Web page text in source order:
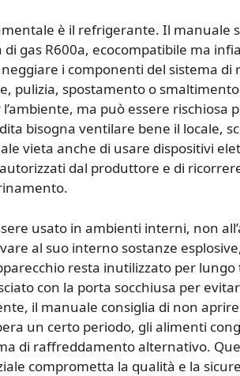
è il refrigerante. Il manuale
gas R600a, ecocompatibile ma
i componenti del sistema
pulizia, spostamento o
ma può essere rischiosa
bisogna ventilare bene il locale,
vieta anche di usare dispositivi
dal produttore e di
usato in ambienti interni, non
al suo interno sostanze
resta inutilizzato per
con la porta socchiusa per
il manuale consiglia di non
un certo periodo, gli alimenti
di raffreddamento alternativo.
comprometta la qualità e la